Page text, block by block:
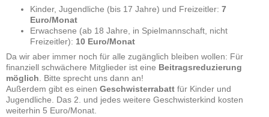
Kinder, Jugendliche (bis 17 Jahre) und Freizeitler: 7
Euro/Monat
Erwachsene (ab 18 Jahre, in Spielmannschaft, nicht
Freizeitler): 10 Euro/Monat
Da wir aber immer noch für alle zugänglich bleiben wollen: Für
finanziell schwächere Mitglieder ist eine Beitragsreduzierung
möglich . Bitte sprecht uns dann an!
Außerdem gibt es einen Geschwisterrabatt für Kinder und
Jugendliche. Das 2. und jedes weitere Geschwisterkind kosten
weiterhin 5 Euro/Monat.